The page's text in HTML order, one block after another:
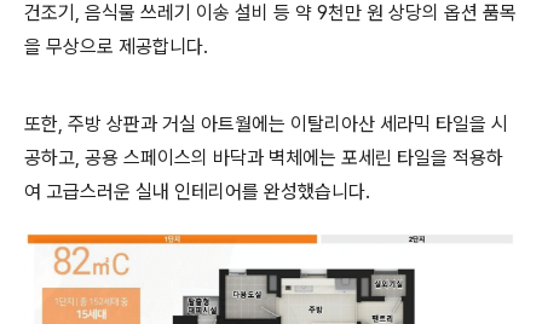
건조기, 음식물 쓰레기 이송 설비 등 약 9천만 원 상당의 옵션 품목
을 무상으로 제공합니다.
또한, 주방 상판과 거실 아트월에는 이탈리아산 세라믹 타일을 시
공하고, 공용 스페이스의 바닥과 벽체에는 포세린 타일을 적용하
여 고급스러운 실내 인테리어를 완성했습니다.